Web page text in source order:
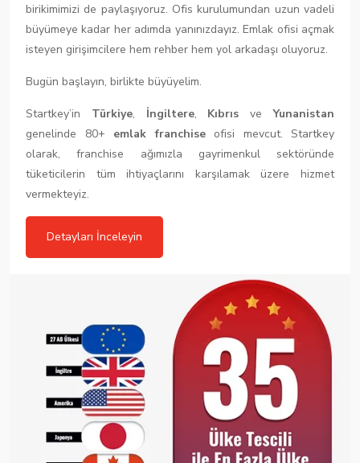
birikimimizi de paylaşıyoruz. Ofis kurulumundan uzun vadeli
büyümeye kadar her adımda yanınızdayız. Emlak ofisi açmak
isteyen girişimcilere hem rehber hem yol arkadaşı oluyoruz.
Bugün başlayın, birlikte büyüyelim.
Startkey’in Türkiye, İngiltere, KıbrısveYunanistan
genelinde 80+ emlak franchiseofisi mevcut. Startkey
olarak, franchise ağımızla gayrimenkul sektöründe
tüketicilerin tüm ihtiyaçlarını karşılamak üzere hizmet
vermekteyiz.
Detayları İnceleyin